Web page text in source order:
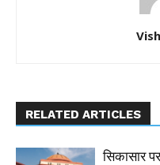
RELATED ARTICLES
सिकासार